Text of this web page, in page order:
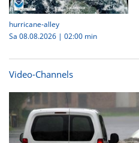
hurricane-alley
Sa 08.08.2026 | 02:00 min
Video-Channels